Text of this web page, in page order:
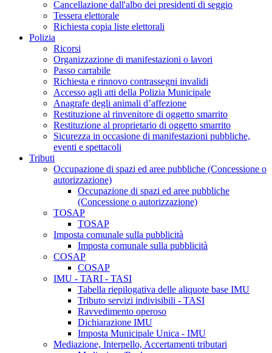
Cancellazione dall'albo dei presidenti di seggio
Tessera elettorale
Richiesta copia liste elettorali
Polizia
Ricorsi
Organizzazione di manifestazioni o lavori
Passo carrabile
Richiesta e rinnovo contrassegni invalidi
Accesso agli atti della Polizia Municipale
Anagrafe degli animali d’affezione
Restituzione al rinvenitore di oggetto smarrito
Restituzione al proprietario di oggetto smarrito
Sicurezza in occasione di manifestazioni pubbliche,
eventi e spettacoli
Tributi
Occupazione di spazi ed aree pubbliche (Concessione o
autorizzazione)
Occupazione di spazi ed aree pubbliche
(Concessione o autorizzazione)
TOSAP
TOSAP
Imposta comunale sulla pubblicità
Imposta comunale sulla pubblicità
COSAP
COSAP
IMU - TARI - TASI
Tabella riepilogativa delle aliquote base IMU
Tributo servizi indivisibili - TASI
Ravvedimento operoso
Dichiarazione IMU
Imposta Municipale Unica - IMU
Mediazione, Interpello, Accertamenti tributari